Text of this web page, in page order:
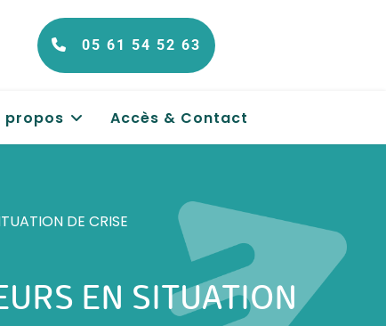
05 61 54 52 63
propos Accès & Contact
DE CRISE
EN SITUATION